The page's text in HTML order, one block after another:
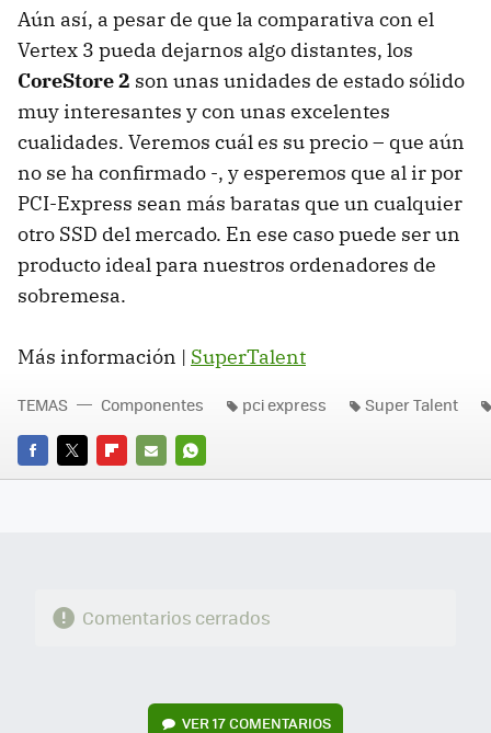
Aún así, a pesar de que la comparativa con el
Vertex 3 pueda dejarnos algo distantes, los
CoreStore 2 son unas unidades de estado sólido
muy interesantes y con unas excelentes
cualidades. Veremos cuál es su precio – que aún
no se ha confirmado -, y esperemos que al ir por
PCI-Express sean más baratas que un cualquier
otro SSD del mercado. En ese caso puede ser un
producto ideal para nuestros ordenadores de
sobremesa.
Más información | SuperTalent
FACEBOOK
TWITTERFLIPBOARD
E-
WHATSAPP
TEMAS Componentes pci express Super Talent
Comentarios cerrados
VER17 COMENTARIOS